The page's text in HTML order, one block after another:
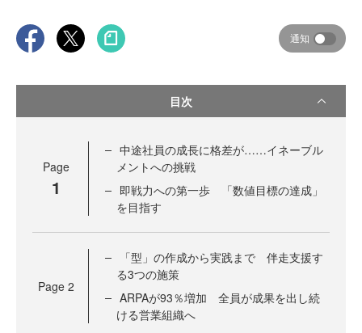
通知
目次
Page
1
中途社員の成長に格差が……イネーブル
メントへの挑戦
即戦力への第一歩 「数値目標の達成」
を目指す
Page 2
「型」の作成から実践まで 伴走支援す
る3つの施策
ARPAが93％増加 全員が成果を出し続
ける営業組織へ